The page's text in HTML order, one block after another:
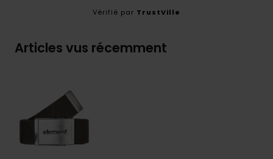
Vérifié par TrustVille
Articles vus récemment